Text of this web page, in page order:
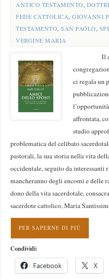
ANTICO TESTAMENTO,
FEDE CATTOLICA,GIOVANNI
TESTAMENTO,SAN PAOLO,
VERGINE MARIA
Il
ci regala un
affrontata,
studio
problematica del celibato
pastorali, la sua storia nella vita
occidentale, seguito da
mancheranno degli encomi e delle
dono della vita sacerdotale,
sacerdote cattolico, Maria
PER SAPERNE DI PIÙ
Condividi:
Facebook X